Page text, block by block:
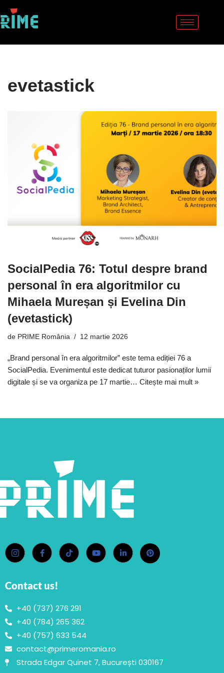
Sari
evetastick
SocialPedia 76: Totul despre brand
personal în era algoritmilor cu
Mihaela Mureșan și Evelina Din
(evetastick)
de PRIME România 12 martie 2026
„Brand personal în era algoritmilor” este tema ediției 76 a
SocialPedia. Evenimentul este dedicat tuturor pasionaților lumii
digitale și se va organiza pe 17 martie… Citește mai mult »
Contact us!
+40 (737) 276 291
+40 (784) 265 362
+40 (757) 633 544
contact@primeromania.ro
Strada Edgar Quinet 7, București 030167